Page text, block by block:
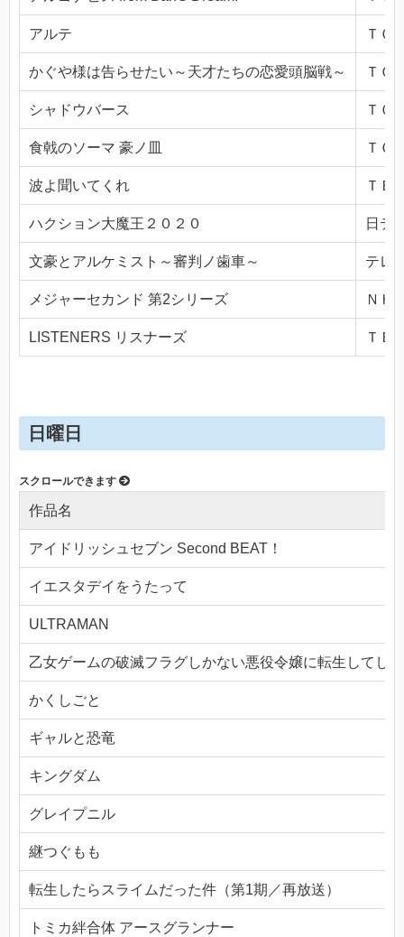
アルテ ＴＯ
かぐや様は告らせたい～天才たちの恋愛頭脳戦～ ＴＯ
シャドウバース ＴＯ
食戟のソーマ 豪ノ皿 ＴＯ
波よ聞いてくれ ＴＢ
ハクション大魔王２０２０ 日テ
文豪とアルケミスト～審判ノ歯車～ テレ
メジャーセカンド 第2シリーズ ＮＨ
LISTENERS リスナーズ ＴＢ
日曜日
作品名
アイドリッシュセブン Second BEAT！
イエスタデイをうたって
ULTRAMAN
乙女ゲームの破滅フラグしかない悪役令嬢に転生してし
かくしごと
ギャルと恐竜
キングダム
グレイプニル
継つぐもも
転生したらスライムだった件（第1期／再放送）
トミカ絆合体 アースグランナー